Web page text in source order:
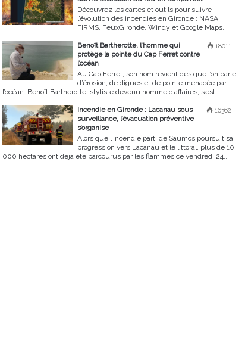
Découvrez les cartes et outils pour suivre
l’évolution des incendies en Gironde : NASA
FIRMS, FeuxGironde, Windy et Google Maps.
18011
Benoît Bartherotte, l’homme qui
protège la pointe du Cap Ferret contre
l’océan
Au Cap Ferret, son nom revient dès que l’on parle
d’érosion, de digues et de pointe menacée par
l’océan. Benoît Bartherotte, styliste devenu homme d’affaires, s’est...
16362
Incendie en Gironde : Lacanau sous
surveillance, l’évacuation préventive
s’organise
Alors que l’incendie parti de Saumos poursuit sa
progression vers Lacanau et le littoral, plus de 10
000 hectares ont déjà été parcourus par les flammes ce vendredi 24...